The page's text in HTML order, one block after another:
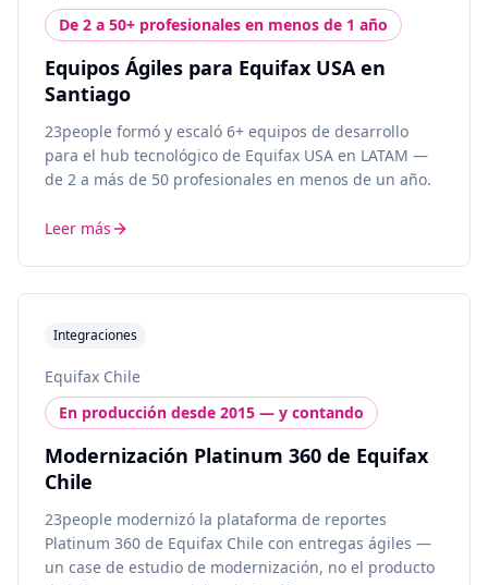
De 2 a 50+ profesionales en menos de 1 año
Equipos Ágiles para Equifax USA en
Santiago
23people formó y escaló 6+ equipos de desarrollo
para el hub tecnológico de Equifax USA en LATAM —
de 2 a más de 50 profesionales en menos de un año.
Leer más
Integraciones
Equifax Chile
En producción desde 2015 — y contando
Modernización Platinum 360 de Equifax
Chile
23people modernizó la plataforma de reportes
Platinum 360 de Equifax Chile con entregas ágiles —
un case de estudio de modernización, no el producto